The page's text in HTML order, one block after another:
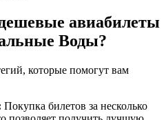
авиабилеты
Воды?
которые помогут вам
Покупка билетов за несколько